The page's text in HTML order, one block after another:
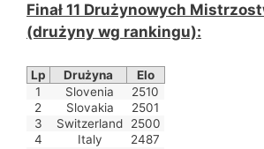
Finał 11 Drużynowych
(drużyny wg rankingu):
Lp Drużyna
Elo
1
Slovenia
2510
2
Slovakia
2501
3
Switzerland
2500
4
Italy
2487